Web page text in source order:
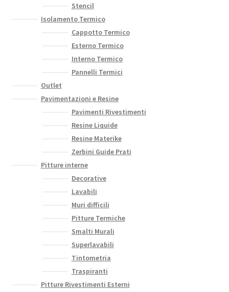
Stencil
Isolamento Termico
Cappotto Termico
Esterno Termico
Interno Termico
Pannelli Termici
Outlet
Pavimentazioni e Resine
Pavimenti Rivestimenti
Resine Liquide
Resine Materike
Zerbini Guide Prati
Pitture interne
Decorative
Lavabili
Muri difficili
Pitture Termiche
Smalti Murali
Superlavabili
Tintometria
Traspiranti
Pitture Rivestimenti Esterni